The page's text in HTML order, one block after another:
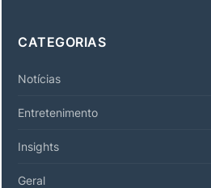
CATEGORIAS
Notícias
Entretenimento
Insights
Geral